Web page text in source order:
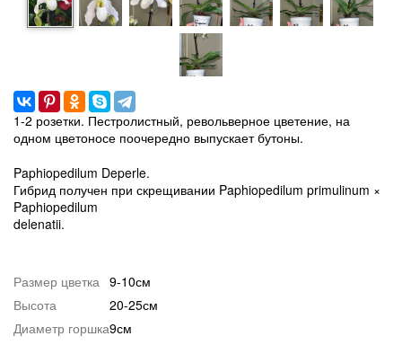
1-2 розетки. Пестролистный, револьверное цветение, на
одном цветоносе поочередно выпускает бутоны.
Paphiopedilum Deperle.
Гибрид получен при скрещивании Paphiopedilum primulinum ×
Paphiopedilum
delenatii.
Размер цветка 9-10см
Высота
20-25см
Диаметр горшка9см